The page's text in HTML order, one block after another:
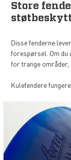
Store
Disse fenderne
forespørsel. Om du
for trange områder,
Kulefendere